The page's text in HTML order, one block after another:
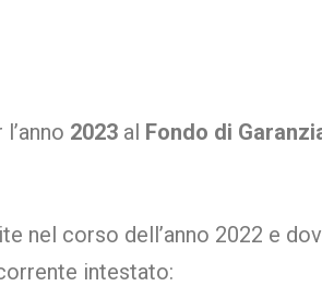
2023 al Fondo di
nel corso dell’anno 2022 e
intestato: